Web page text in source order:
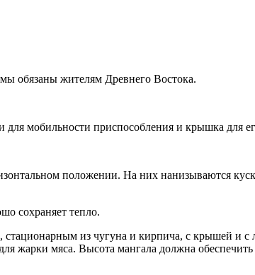
обязаны жителям Древнего Востока.
мобильности приспособления и крышка для
положении. На них нанизываются
сохраняет тепло.
из чугуна и кирпича, с крышей и
мяса. Высота мангала должна обеспечить